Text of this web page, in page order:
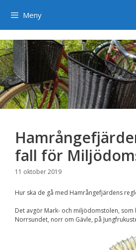
Meny
fall för
11 oktober 2019
Hur ska de gå med Hamrångefjärdens
Det avgör Mark- och miljödomstolen,
Norrsundet, norr om Gävle, på